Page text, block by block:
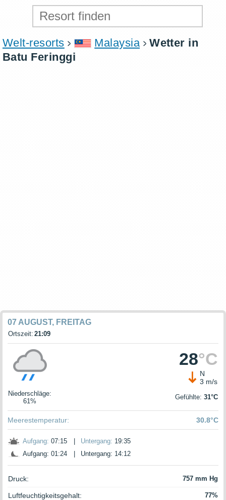
Welt-resorts Malaysia
Wetter in
Batu Feringgi
07 AUGUST, FREITAG
Ortszeit: 21:09
28°C
N
3 m/s
Niederschläge:
61%
Gefühlte: 31°C
Meerestemperatur: 30.8°C
Aufgang: 07:15 Untergang: 19:35
Aufgang: 01:24
Untergang: 14:12
Druck: 757 mm Hg
Luftfeuchtigkeitsgehalt: 77%